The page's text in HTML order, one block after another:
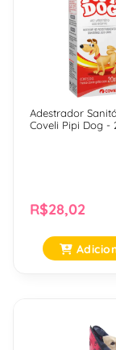
Adestrador
Coveli Pipi Dog -
R$28,02